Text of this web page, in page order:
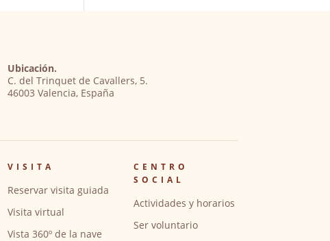
Ubicación.
C. del Trinquet de Cavallers, 5.
46003 Valencia, España
VISITA
Reservar visita guiada
Visita virtual
Vista 360º de la nave
CENTRO
SOCIAL
Actividades y horarios
Ser voluntario